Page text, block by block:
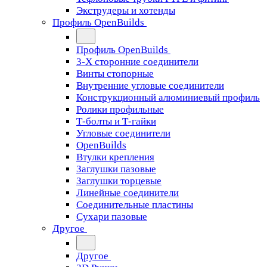
Экструдеры и хотенды
Профиль OpenBuilds
Профиль OpenBuilds
3-Х сторонние соединители
Винты стопорные
Внутренние угловые соединители
Конструкционный алюминиевый профиль
Ролики профильные
Т-болты и Т-гайки
Угловые соединители
OpenBuilds
Втулки крепления
Заглушки пазовые
Заглушки торцевые
Линейные соединители
Соединительные пластины
Сухари пазовые
Другое
Другое